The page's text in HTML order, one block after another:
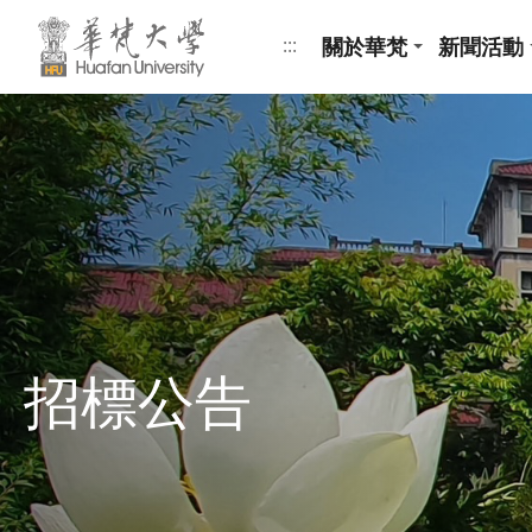
跳到頁面主要內容區
:::
關於華梵 新聞活動
招標公告